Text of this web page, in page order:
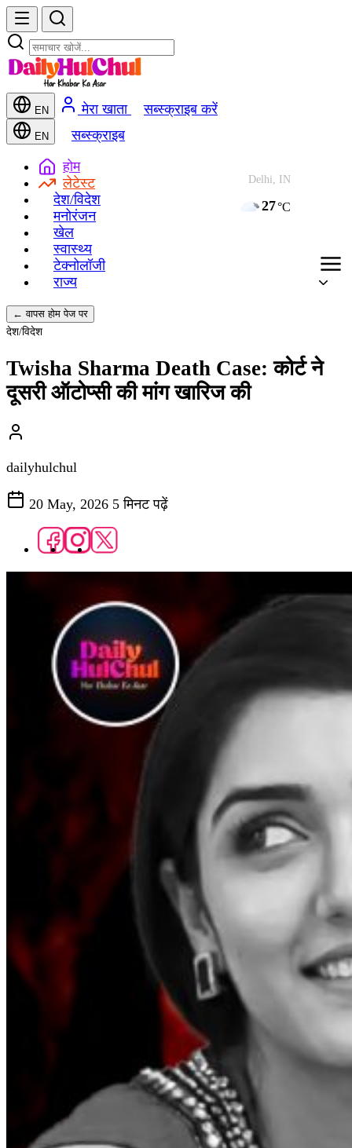
EN मेरा खाता सब्स्क्राइब करें
EN सब्स्क्राइब
Delhi, IN
27°C
होम
लेटेस्ट
देश/विदेश
मनोरंजन
खेल
स्वास्थ्य
टेक्नोलॉजी
राज्य
← वापस होम पेज पर
देश/विदेश
Twisha Sharma Death Case: कोर्ट ने
दूसरी ऑटोप्सी की मांग खारिज की
dailyhulchul
20 May, 2026 5 मिनट पढ़ें